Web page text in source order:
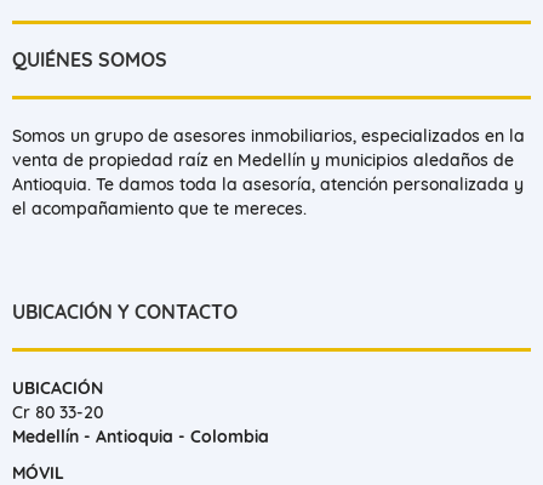
QUIÉNES SOMOS
Somos un grupo de asesores inmobiliarios, especializados en la
venta de propiedad raíz en Medellín y municipios aledaños de
Antioquia. Te damos toda la asesoría, atención personalizada y
el acompañamiento que te mereces.
UBICACIÓN Y CONTACTO
UBICACIÓN
Cr 80 33-20
Medellín - Antioquia - Colombia
MÓVIL